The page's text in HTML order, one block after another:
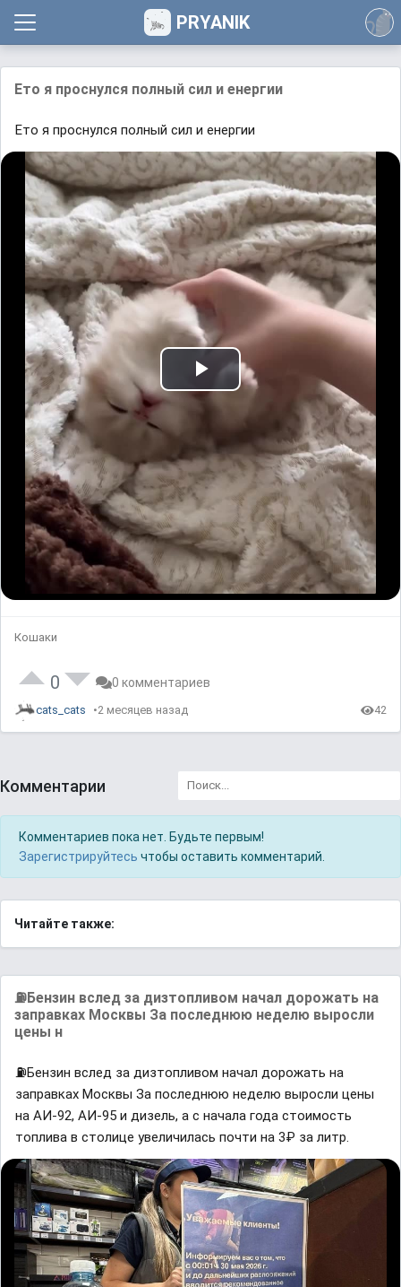
PRYANIK
Ето я проснулся полный сил и енергии
Ето я проснулся полный сил и енергии
P
a
y
V
i
Кошаки
0 0 комментариев
cats_cats 2 месяцев назад 42
Комментарии
Комментариев пока нет. Будьте первым!
Зарегистрируйтесь чтобы оставить комментарий.
Читайте также:
⛽️Бензин вслед за дизтопливом начал дорожать на
заправках Москвы За последнюю неделю выросли
цены н
⛽️Бензин вслед за дизтопливом начал дорожать на
заправках Москвы За последнюю неделю выросли цены
на АИ-92, АИ-95 и дизель, а с начала года стоимость
топлива в столице увеличилась почти на 3₽ за литр.